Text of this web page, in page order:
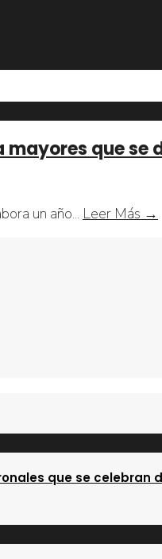
que se
un año... Leer Más →
que se celebran